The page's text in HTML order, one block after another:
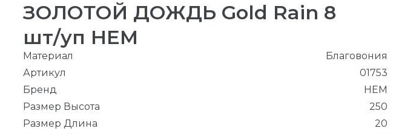
ЗОЛОТОЙ ДОЖДЬ Gold Rain 8
шт/уп HEM
Материал
Благовония
Артикул
01753
Бренд
HEM
Размер Высота
250
Размер Длина
20